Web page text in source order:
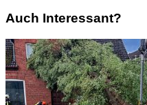
Auch Interessant?